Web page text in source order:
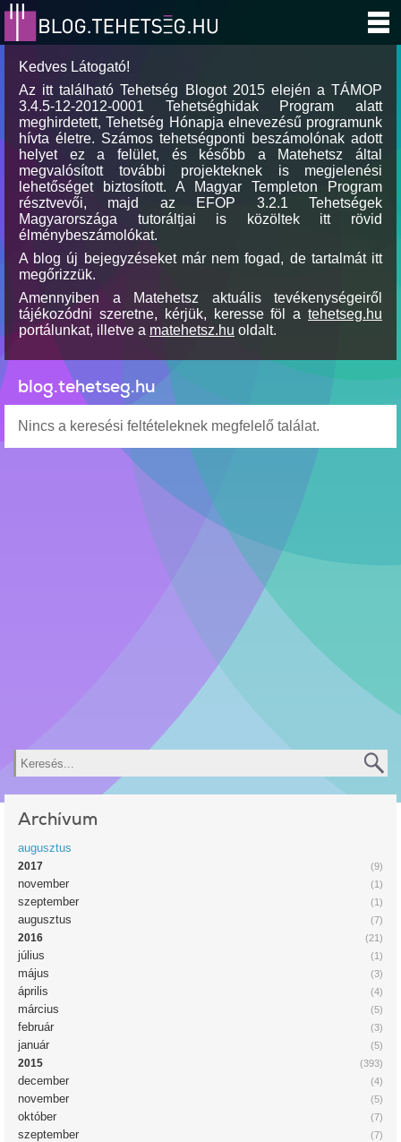
Kedves Látogató!
Az itt található Tehetség Blogot 2015 elején a TÁMOP
3.4.5-12-2012-0001 Tehetséghidak Program alatt
meghirdetett, Tehetség Hónapja elnevezésű programunk
hívta életre. Számos tehetségponti beszámolónak adott
helyet ez a felület, és később a Matehetsz által
megvalósított további projekteknek is megjelenési
lehetőséget biztosított. A Magyar Templeton Program
résztvevői, majd az EFOP 3.2.1 Tehetségek
Magyarországa tutoráltjai is közöltek itt rövid
élménybeszámolókat.
A blog új bejegyzéseket már nem fogad, de tartalmát itt
megőrizzük.
Amennyiben a Matehetsz aktuális tevékenységeiről
tájékozódni szeretne, kérjük, keresse föl a tehetseg.hu
portálunkat, illetve a matehetsz.hu oldalt.
blog.tehetseg.hu
Nincs a keresési feltételeknek megfelelő találat.
Keresés
Archívum
augusztus
(9)
2017
(1)
november
(1)
szeptember
(7)
augusztus
(21)
2016
(1)
július
(3)
május
(4)
április
(5)
március
(3)
február
(5)
január
(393)
2015
(4)
december
(5)
november
(7)
október
(7)
szeptember